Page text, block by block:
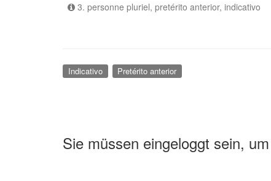
3. personne pluriel, pretérito anterior, indicativo
Indicativo Pretérito anterior
Sie müssen eingeloggt sein,